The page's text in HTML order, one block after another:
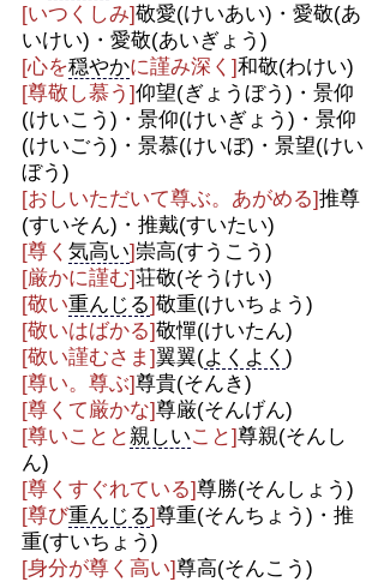
[いつくしみ]敬愛(けいあい)・愛敬(あ
いけい)・愛敬(あいぎょう)
[心を穏やかに謹み深く]和敬(わけい)
[尊敬し慕う]仰望(ぎょうぼう)・景仰
(けいこう)・景仰(けいぎょう)・景仰
(けいごう)・景慕(けいぼ)・景望(けい
ぼう)
[おしいただいて尊ぶ。あがめる]推尊
(すいそん)・推戴(すいたい)
[尊く 気高い]崇高(すうこう)
[厳かに謹む]荘敬(そうけい)
[敬い重んじる]敬重(けいちょう)
[敬いはばかる]敬憚(けいたん)
[敬い謹むさま]翼翼(よくよく )
[尊い。尊ぶ]尊貴(そんき)
[尊くて厳かな]尊厳(そんげん)
[尊いことと親しいこと]尊親(そんし
ん)
[尊くすぐれている]尊勝(そんしょう)
[尊び重んじる]尊重(そんちょう)・推
重(すいちょう)
[身分が尊く高い]尊高(そんこう)